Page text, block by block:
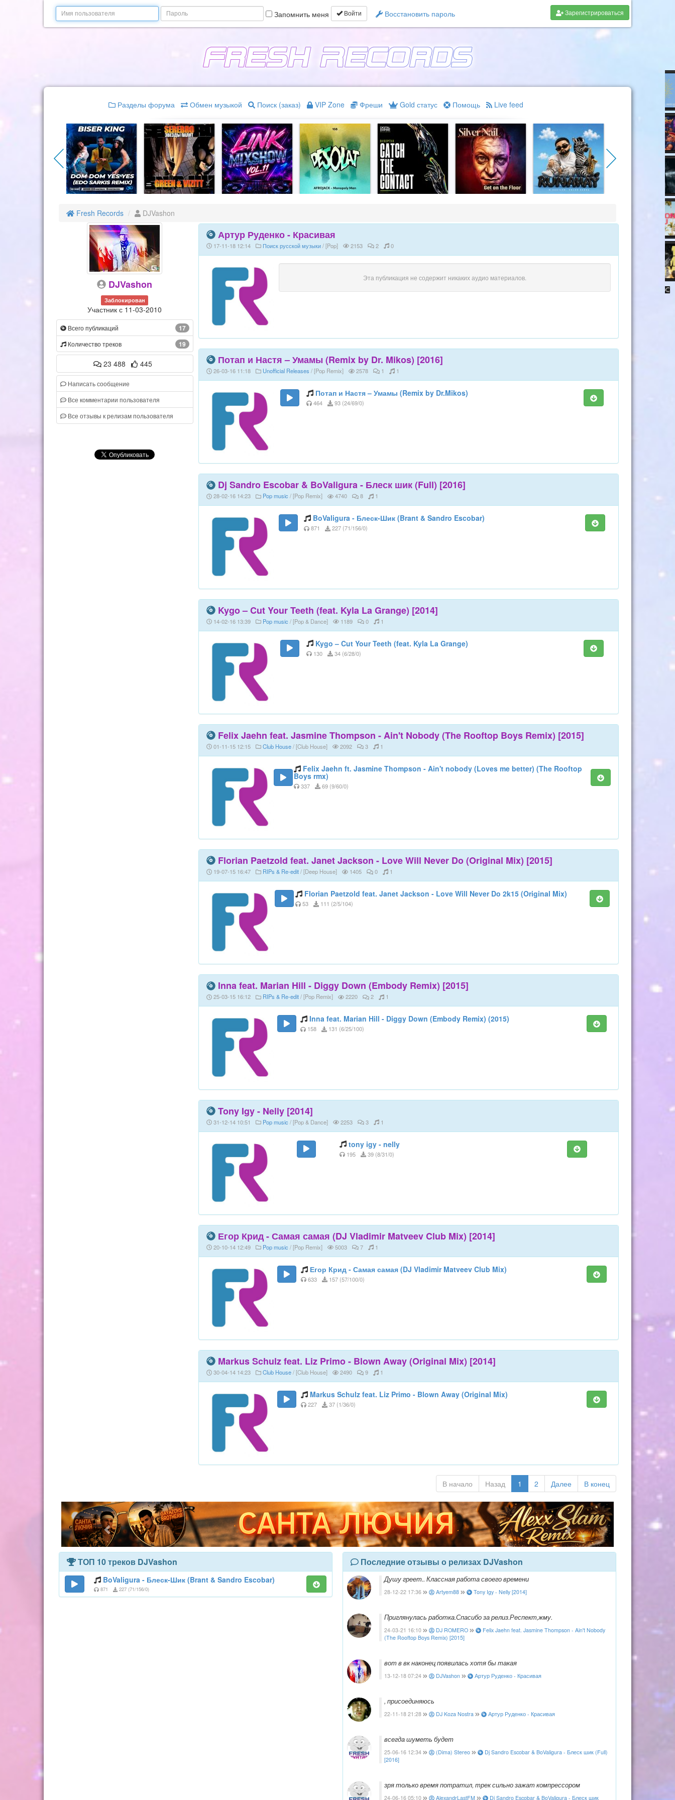
Email Пароль Запомнить меня Войти Восстановить пароль Зарегистрироваться
Разделы форума Обмен музыкой Поиск (заказ) VIP Zone Фреши Gold статус Помощь Live feed
Fresh Records DJVashon
DJVashon
Заблокирован
Участник с 11-03-2010
17
Всего публикаций
19
Количество треков
23 488 445
Написать сообщение
Все комментарии пользователя
Все отзывы к релизам пользователя
Артур Руденко - Красивая
17-11-18 12:14 Поиск русской музыки/ [Pop] 2153 2 0
Эта публикация не содержит никаких аудио материалов.
Потап и Настя – Умамы (Remix by Dr. Mikos) [2016]
26-03-16 11:18 Unofficial Releases / [Pop Remix] 2578 1 1
Потап и Настя – Умамы (Remix by Dr.Mikos)
464 93 (24/69/0)
Dj Sandro Escobar & BoValigura - Блеск шик (Full) [2016]
28-02-16 14:23 Pop music/ [Pop Remix] 4740 8 1
BoValigura - Блеск-Шик (Brant & Sandro Escobar)
871 227 (71/156/0)
Kygo – Cut Your Teeth (feat. Kyla La Grange) [2014]
14-02-16 13:39 Pop music/ [Pop & Dance] 1189 0 1
Kygo – Cut Your Teeth (feat. Kyla La Grange)
130 34 (6/28/0)
Felix Jaehn feat. Jasmine Thompson - Ain't Nobody (The Rooftop Boys Remix) [2015]
01-11-15 12:15 Club House/ [Club House] 2092 3 1
Felix Jaehn ft. Jasmine Thompson - Ain't nobody (Loves me better) (The Rooftop
Boys rmx)
337 69 (9/60/0)
Florian Paetzold feat. Janet Jackson - Love Will Never Do (Original Mix) [2015]
19-07-15 16:47 RIPs & Re-edit/ [Deep House] 1405 0 1
Florian Paetzold feat. Janet Jackson - Love Will Never Do 2k15 (Original Mix)
53 111 (2/5/104)
Inna feat. Marian Hill - Diggy Down (Embody Remix) [2015]
25-03-15 16:12 RIPs & Re-edit/ [Pop Remix] 2220 2 1
Inna feat. Marian Hill - Diggy Down (Embody Remix) (2015)
158 131 (6/25/100)
Tony Igy - Nelly [2014]
31-12-14 10:51 Pop music/ [Pop & Dance] 2253 3 1
tony igy - nelly
195 39 (8/31/0)
Егор Крид - Самая самая (DJ Vladimir Matveev Club Mix) [2014]
20-10-14 12:49 Pop music/ [Pop Remix] 5003 7 1
Егор Крид - Самая самая (DJ Vladimir Matveev Club Mix)
633 157 (57/100/0)
Markus Schulz feat. Liz Primo - Blown Away (Original Mix) [2014]
30-04-14 14:23 Club House/ [Club House] 2490 9 1
Markus Schulz feat. Liz Primo - Blown Away (Original Mix)
227 37 (1/36/0)
В начало Назад 1 2 Далее В конец
ТОП 10 треков DJVashon
BoValigura - Блеск-Шик (Brant & Sandro Escobar)
871 227 (71/156/0)
Последние отзывы о релизах DJVashon
Душу греет.. Классная работа своего времени
28-12-22 17:36 Artyem88 Tony Igy - Nelly [2014]
Приглянулась работка.Спасибо за релиз.Респект,жму.
24-03-21 16:10 DJ ROMERO
Felix Jaehn feat. Jasmine Thompson - Ain't Nobody
(The Rooftop Boys Remix) [2015]
вот в вк наконец появилась хотя бы такая
13-12-18 07:24 DJVashon Артур Руденко - Красивая
, присоединяюсь
22-11-18 21:28 DJ Koza Nostra Артур Руденко - Красивая
всегда шуметь будет
25-06-16 12:34 (Dima) Stereo
Dj Sandro Escobar & BoValigura - Блеск шик (Full)
[2016]
зря только время потратил, трек сильно зажат компрессором
24-06-16 05:10 AlexandrLastFM Dj Sandro Escobar & BoValigura - Блеск шик